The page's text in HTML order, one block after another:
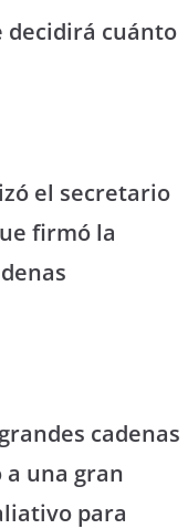
decidirá cuánto
el secretario
firmó la
cadenas
a una gran
para